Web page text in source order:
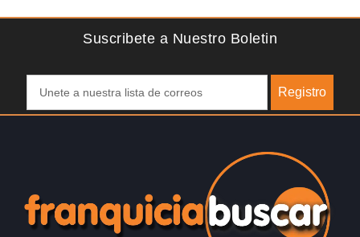
Suscribete a Nuestro Boletin
Registro